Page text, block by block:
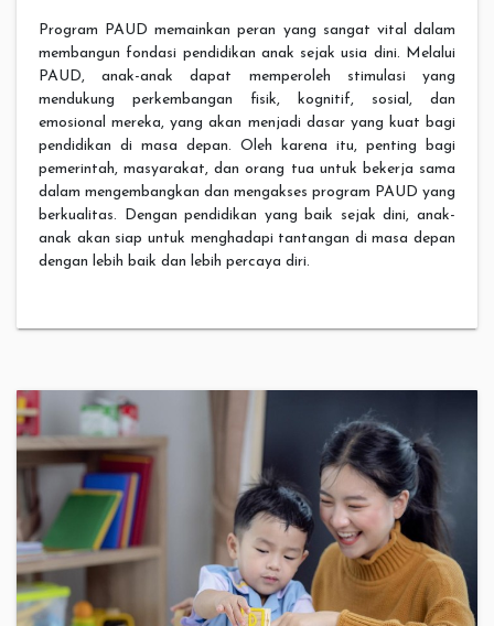
Program PAUD memainkan peran yang sangat vital dalam
membangun fondasi pendidikan anak sejak usia dini. Melalui
PAUD, anak-anak dapat memperoleh stimulasi yang
mendukung perkembangan fisik, kognitif, sosial, dan
emosional mereka, yang akan menjadi dasar yang kuat bagi
pendidikan di masa depan. Oleh karena itu, penting bagi
pemerintah, masyarakat, dan orang tua untuk bekerja sama
dalam mengembangkan dan mengakses program PAUD yang
berkualitas. Dengan pendidikan yang baik sejak dini, anak-
anak akan siap untuk menghadapi tantangan di masa depan
dengan lebih baik dan lebih percaya diri.